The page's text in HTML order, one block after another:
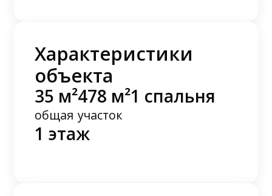
Характеристики
объекта
35 м²
общая
478 м²
участок
1 спальня
1 этаж